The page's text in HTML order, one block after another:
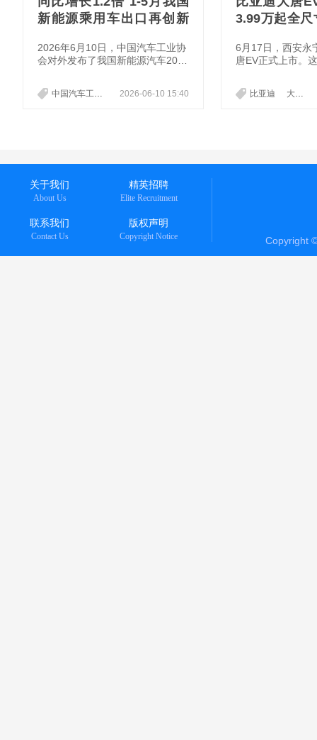
新能源乘用车出口再创新
2026年6月10日，中国汽车工业协
会对外发布了我国新能源汽车2026
新数据。其中，2026年5月，我国
新能源汽车产销分别完成155.4万
80.2万辆，同比分别增长2.5%和3.
2026-06-10 15:40
中国汽车工业协会 新能源汽车 产销最新数据
3.99万起全
6月17日，西安永
唐EV正式上市。
元，一口气甩出
面看是一次常规
比亚迪 大唐EV
关于我们
About Us
精英招聘
Elite Recruitment
联系我们
Contact Us
版权声明
Copyright Notice Copyright